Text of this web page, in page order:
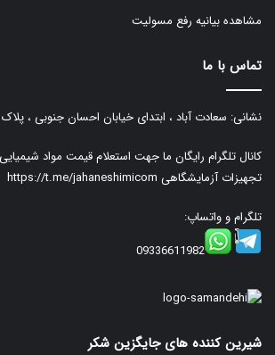
مشاهده بیانیه رفع مسولیت
تماس با ما
نشانی: سعادت آباد ، ابتدای خیابان احسان جنوبی ، پلاک ۵۲
کانال تلگرام رایگان ما جهت استعلام قیمت مواد
تجهیزات آزمایشگاهی https://t.me/jahaneshimicom
تلگرام و واتساپ:
09336611982
شیرین کننده های جایگزین شکر